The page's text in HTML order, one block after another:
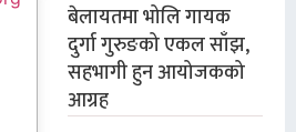
बेलायतमा भोलि गायक
दुर्गा गुरुङको एकल साँझ,
सहभागी हुन आयोजकको
आग्रह